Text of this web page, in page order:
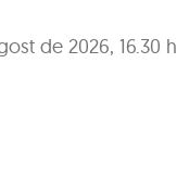
de 2026, 16.30 h